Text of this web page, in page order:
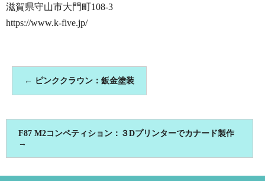
滋賀県守山市大門町108-3
https://www.k-five.jp/
← ピンククラウン：鈑金塗装
F87 M2コンペティション：３Dプリンターでカナード製作
→